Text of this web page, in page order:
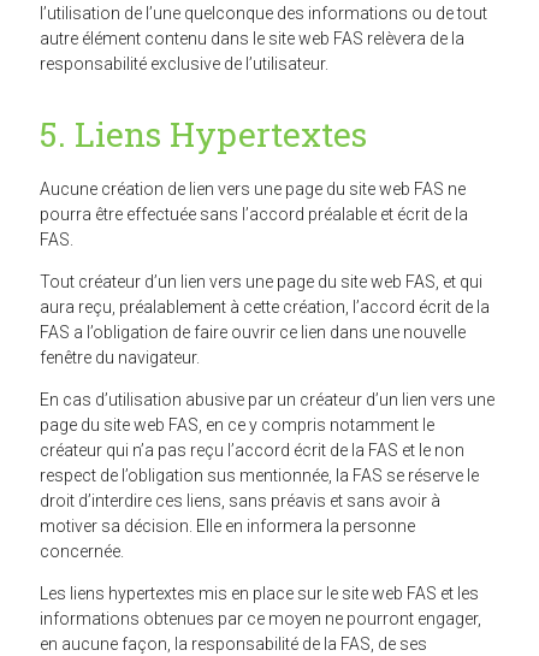
l’utilisation de l’une quelconque des informations ou de tout
autre élément contenu dans le site web FAS relèvera de la
responsabilité exclusive de l’utilisateur.
5. Liens Hypertextes
Aucune création de lien vers une page du site web FAS ne
pourra être effectuée sans l’accord préalable et écrit de la
FAS.
Tout créateur d’un lien vers une page du site web FAS, et qui
aura reçu, préalablement à cette création, l’accord écrit de la
FAS a l’obligation de faire ouvrir ce lien dans une nouvelle
fenêtre du navigateur.
En cas d’utilisation abusive par un créateur d’un lien vers une
page du site web FAS, en ce y compris notamment le
créateur qui n’a pas reçu l’accord écrit de la FAS et le non
respect de l’obligation sus mentionnée, la FAS se réserve le
droit d’interdire ces liens, sans préavis et sans avoir à
motiver sa décision. Elle en informera la personne
concernée.
Les liens hypertextes mis en place sur le site web FAS et les
informations obtenues par ce moyen ne pourront engager,
en aucune façon, la responsabilité de la FAS, de ses